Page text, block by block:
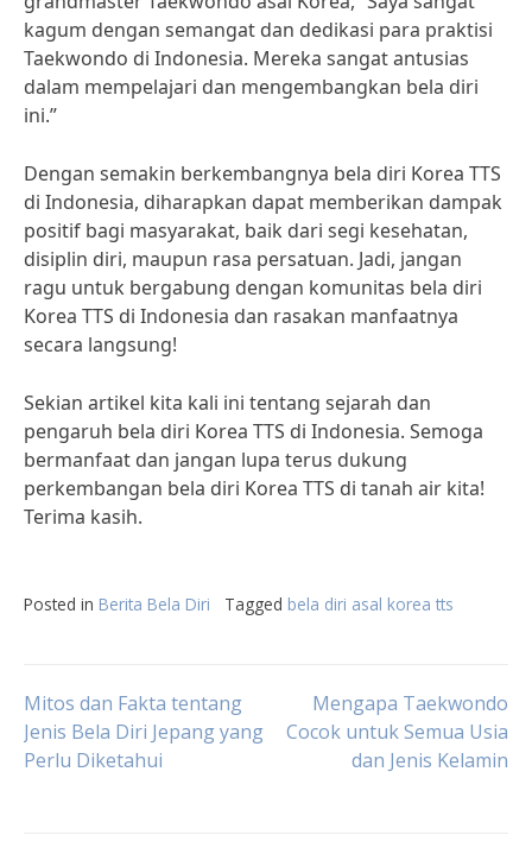
kagum dengan semangat dan dedikasi para praktisi
Taekwondo di Indonesia. Mereka sangat antusias
dalam mempelajari dan mengembangkan bela diri
ini.”
Dengan semakin berkembangnya bela diri Korea TTS
di Indonesia, diharapkan dapat memberikan dampak
positif bagi masyarakat, baik dari segi kesehatan,
disiplin diri, maupun rasa persatuan. Jadi, jangan
ragu untuk bergabung dengan komunitas bela diri
Korea TTS di Indonesia dan rasakan manfaatnya
secara langsung!
Sekian artikel kita kali ini tentang sejarah dan
pengaruh bela diri Korea TTS di Indonesia. Semoga
bermanfaat dan jangan lupa terus dukung
perkembangan bela diri Korea TTS di tanah air kita!
Terima kasih.
Posted in Berita Bela Diri Tagged bela diri asal korea tts
Post
navigation
Mitos dan Fakta tentang
Jenis Bela Diri Jepang yang
Perlu Diketahui
Mengapa Taekwondo
Cocok untuk Semua Usia
dan Jenis Kelamin